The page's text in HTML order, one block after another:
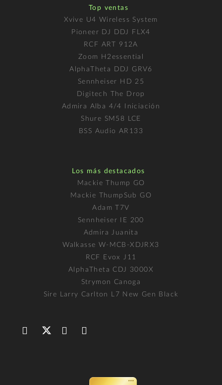
Top ventas
Xvive U4 Wireless System
Pioneer DJ DDJ FLX4
RCF ART 912A
Zoom H2essential
AlphaTheta DDJ GRV6
Sennheiser HD 25
Digitech The Drop
Admira Alba 4/4 Iniciación
Shure SM58 LCE
BSS Audio AR133
Los más destacados
Mackie Thump GO
Mackie ThumpSub GO
Adam T7V
Sennheiser IE 200
Admira Juanita
Walkasse W-MCB-XDJRX3
RCF Evox J11
AlphaTheta CDJ 3000X
Strymon Canoga
Sire Larry Carlton L7 New Gen Black